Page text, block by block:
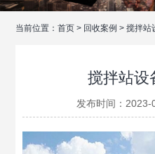
当前位置：首页 > 回收案例 >搅拌站
搅拌站设
发布时间：